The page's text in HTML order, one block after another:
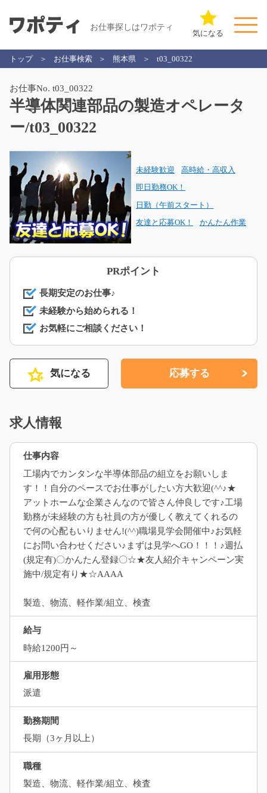
お仕事探しはワポティ
気になる
トップ お仕事検索 熊本県 t03_00322
お仕事No. t03_00322
半導体関連部品の製造オペレータ
ー/t03_00322
未経験歓迎 高時給・高収入
即日勤務OK！
日勤（午前スタート）
友達と応募OK！ かんたん作業
PRポイント
長期安定のお仕事♪
未経験から始められる！
お気軽にご相談ください！
気になる 応募する
求人情報
仕事内容
工場内でカンタンな半導体部品の組立をお願いしま
す！！自分のペースでお仕事がしたい方大歓迎(^^♪★
アットホームな企業さんなので皆さん仲良しです♪工場
勤務が未経験の方も社員の方が優しく教えてくれるの
で何の心配もいりません!(^^)職場見学会開催中♪お気軽
にお問い合わせください♪まずは見学へGO！！！♪週払
(規定有)〇かんたん登録〇☆★友人紹介キャンペーン実
施中/規定有り★☆AAAA
製造、物流、軽作業/組立、検査
給与
時給1200円～
雇用形態
派遣
勤務期間
長期（3ヶ月以上）
職種
製造、物流、軽作業/組立、検査